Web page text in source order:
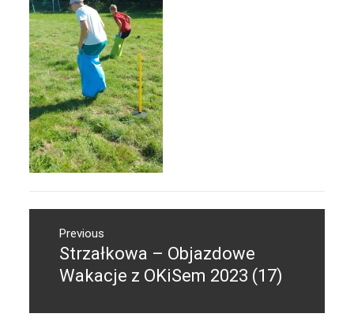
wpisuPrevious
Previous
post:
Strzałkowa – Objazdowe
Wakacje z OKiSem 2023 (17)